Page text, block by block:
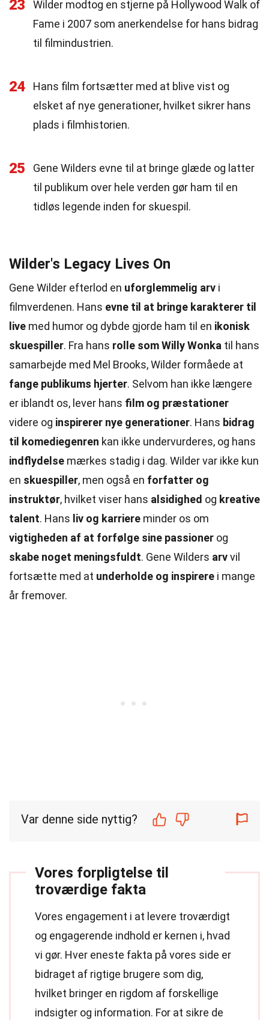
23
Wilder modtog en stjerne på Hollywood Walk of
Fame i 2007 som anerkendelse for hans bidrag
til filmindustrien.
24
Hans film fortsætter med at blive vist og
elsket af nye generationer, hvilket sikrer hans
plads i filmhistorien.
25
Gene Wilders evne til at bringe glæde og latter
til publikum over hele verden gør ham til en
tidløs legende inden for skuespil.
Wilder's Legacy Lives On
Gene Wilder efterlod en uforglemmelig arv i
filmverdenen. Hans evne til at bringe karakterer til
live med humor og dybde gjorde ham til en ikonisk
skuespiller. Fra hans rolle som Willy Wonka til hans
samarbejde med Mel Brooks, Wilder formåede at
fange publikums hjerter. Selvom han ikke længere
er iblandt os, lever hans film og præstationer
videre og inspirerer nye generationer. Hans bidrag
til komediegenren kan ikke undervurderes, og hans
indflydelse mærkes stadig i dag. Wilder var ikke kun
en skuespiller, men også en forfatter og
instruktør, hvilket viser hans alsidighed og kreative
talent. Hans liv og karriere minder os om
vigtigheden af at forfølge sine passioner og
skabe noget meningsfuldt. Gene Wilders arvvil
fortsætte med at underholde og inspirere i mange
år fremover.
Var denne side nyttig?
Vores forpligtelse til
troværdige fakta
Vores engagement i at levere troværdigt
og engagerende indhold er kernen i, hvad
vi gør. Hver eneste fakta på vores side er
bidraget af rigtige brugere som dig,
hvilket bringer en rigdom af forskellige
indsigter og information. For at sikre de